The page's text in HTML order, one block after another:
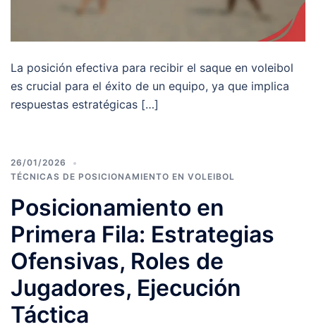
La posición efectiva para recibir el saque en voleibol
es crucial para el éxito de un equipo, ya que implica
respuestas estratégicas […]
26/01/2026
TÉCNICAS DE POSICIONAMIENTO EN VOLEIBOL
Posicionamiento en
Primera Fila: Estrategias
Ofensivas, Roles de
Jugadores, Ejecución
Táctica